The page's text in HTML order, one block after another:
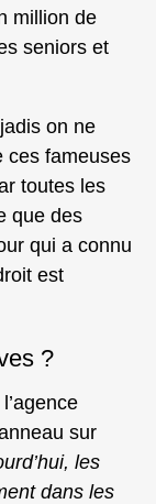
million de
seniors et
on ne
ces fameuses
toutes les
que des
qui a connu
est
?
sur
les
dans les